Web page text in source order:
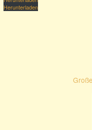
Herunterladen